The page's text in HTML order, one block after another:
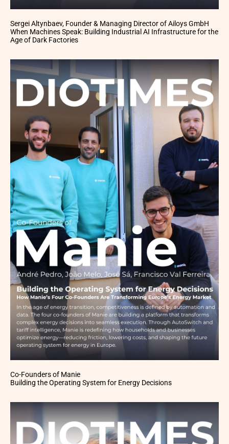
Sergei Altynbaev, Founder & Managing Director of Ailoys GmbH
When Machines Speak: Building Industrial AI Infrastructure for the
Age of Dark Factories
Co-Founders of Manie
Building the Operating System for Energy Decisions